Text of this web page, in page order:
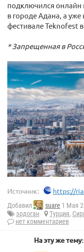
подключился онлайн
в городе Адана, а уже
фестивале Teknofest
* Запрещенная в
Источник: https://
Добавил suare 1 Мая
эрдоган
Турция,
нет комментариев
На эту же тему: